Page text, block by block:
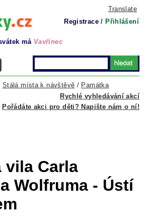
Translate
Registrace / Přihlášení
má Vavřinec
Rychlé vyhledávání akcí
Stálá místa k návštěvě / Památka
Pořádáte akci pro děti? Napište nám o ní!
vila Carla
Wolfruma - Ústí